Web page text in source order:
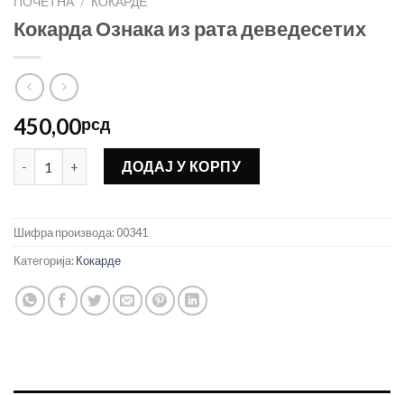
Кокарда Ознака из рата деведесетих
450,00рсд
Кокарда Ознака из рата деведесетих количина
ДОДАЈ У КОРПУ
Шифра производа:00341
Категорија:Кокарде